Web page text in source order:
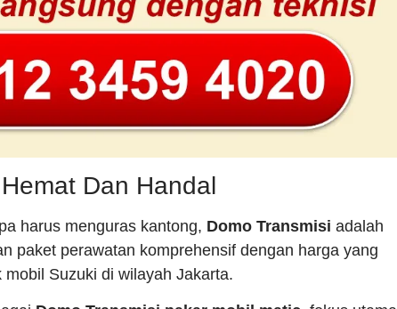
Dan Handal
harus menguras kantong, Domo Transmisi adalah
paket perawatan komprehensif dengan harga yang
Suzuki di wilayah Jakarta.